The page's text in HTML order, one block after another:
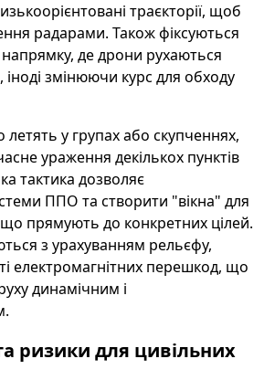
траєкторії, щоб
радарами. Також фіксуються
де дрони рухаються
змінюючи курс для обходу
летять у групах або скупченнях,
ураження декількох пунктів
тактика дозволяє
ППО та створити "вікна" для
прямують до конкретних цілей.
з урахуванням рельєфу,
електромагнітних перешкод, що
динамічним і
ризики для цивільних